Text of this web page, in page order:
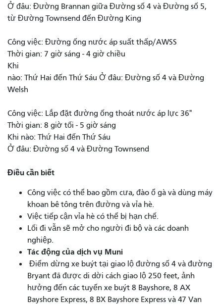
Ở đâu: Đường Brannan giữa Đường số 4 và Đường số 5,
từ Đường Townsend đến Đường King
Công việc: Đường ống nước áp suất thấp/AWSS
Thời gian: 7 giờ sáng - 4 giờ chiều
Khi
nào: Thứ Hai đến Thứ Sáu Ở đâu: Đường số 4 và Đường
Welsh
Công việc: Lắp đặt đường ống thoát nước áp lực 36"
Thời gian: 8 giờ tối - 5 giờ sáng
Khi nào: Thứ Hai đến Thứ Sáu
Ở đâu: Đường số 4 và Đường Townsend
Điều cần biết
Công việc có thể bao gồm cưa, đào ổ gà và dùng máy
khoan bê tông trên đường và vỉa hè.
Việc tiếp cận vỉa hè có thể bị hạn chế.
Lối đi vẫn sẽ mở cho người đi bộ và các doanh
nghiệp.
Tác động của dịch vụ Muni
Điểm dừng xe buýt tại giao lộ đường số 4 và đường
Bryant đã được di dời cách giao lộ 250 feet, ảnh
hưởng đến các tuyến xe buýt 8 Bayshore, 8 AX
Bayshore Express, 8 BX Bayshore Express và 47 Van